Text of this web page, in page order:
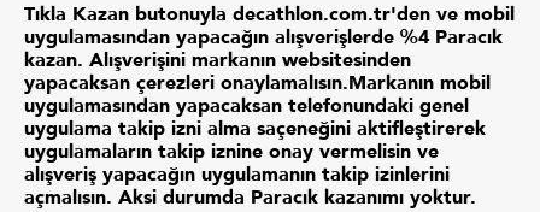
Tıkla Kazan butonuyla decathlon.com.tr'den ve mobil
uygulamasından yapacağın alışverişlerde %4 Paracık
kazan. Alışverişini markanın websitesinden
yapacaksan çerezleri onaylamalısın.Markanın mobil
uygulamasından yapacaksan telefonundaki genel
uygulama takip izni alma saçeneğini aktifleştirerek
uygulamaların takip iznine onay vermelisin ve
alışveriş yapacağın uygulamanın takip izinlerini
açmalısın. Aksi durumda Paracık kazanımı yoktur.